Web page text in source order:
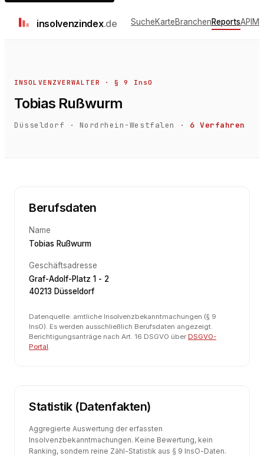
insolvenzindex.de SucheKarteBranchenReportsAPI
INSOLVENZVERWALTER · § 9 InsO
Tobias Rußwurm
Düsseldorf · Nordrhein-Westfalen · 6 Verfahren
Berufsdaten
Name
Tobias Rußwurm
Geschäftsadresse
Graf-Adolf-Platz 1 - 2
40213 Düsseldorf
Datenquelle: amtliche Insolvenzbekanntmachungen (§ 9
InsO). Es werden ausschließlich Berufsdaten angezeigt.
Berichtigungsanträge nach Art. 16 DSGVO über DSGVO-
Portal.
Statistik (Datenfakten)
Aggregierte Auswertung der erfassten
Insolvenzbekanntmachungen. Keine Bewertung, kein
Ranking, sondern reine Zähl-Statistik aus § 9 InsO-Daten.